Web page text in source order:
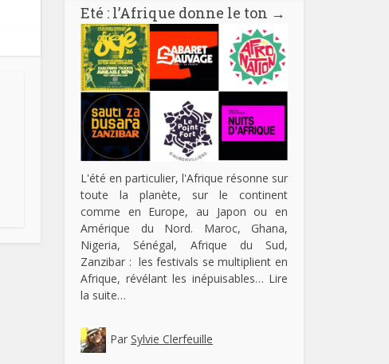
Eté : l’Afrique donne le ton →
L'été en particulier, l'Afrique résonne sur
toute la planète, sur le continent
comme en Europe, au Japon ou en
Amérique du Nord. Maroc, Ghana,
Nigeria, Sénégal, Afrique du Sud,
Zanzibar : les festivals se multiplient en
Afrique, révélant les inépuisables… Lire
la suite…
Par Sylvie Clerfeuille